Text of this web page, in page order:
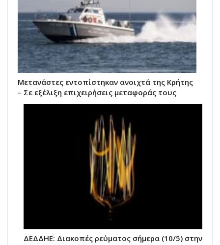
Μετανάστες εντοπίστηκαν ανοιχτά της Κρήτης
– Σε εξέλιξη επιχειρήσεις μεταφοράς τους
ΔΕΔΔΗΕ: Διακοπές ρεύματος σήμερα (10/5) στην